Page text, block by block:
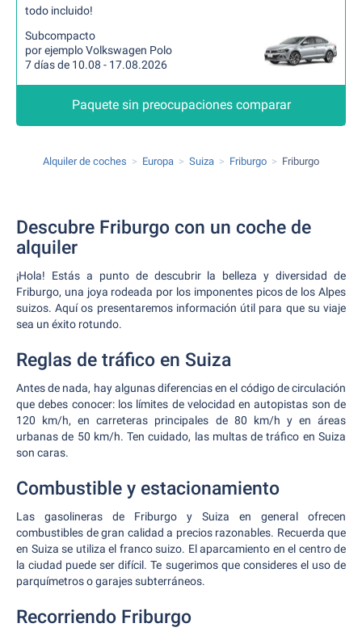
todo incluido!
Subcompacto
por ejemplo Volkswagen Polo
7 días de 10.08 - 17.08.2026
Paquete sin preocupaciones comparar
Alquiler de coches Europa Suiza Friburgo Friburgo
Descubre Friburgo con un coche de
alquiler
¡Hola! Estás a punto de descubrir la belleza y diversidad de
Friburgo, una joya rodeada por los imponentes picos de los Alpes
suizos. Aquí os presentaremos información útil para que su viaje
sea un éxito rotundo.
Reglas de tráfico en Suiza
Antes de nada, hay algunas diferencias en el código de circulación
que debes conocer: los límites de velocidad en autopistas son de
120 km/h, en carreteras principales de 80 km/h y en áreas
urbanas de 50 km/h. Ten cuidado, las multas de tráfico en Suiza
son caras.
Combustible y estacionamiento
Las gasolineras de Friburgo y Suiza en general ofrecen
combustibles de gran calidad a precios razonables. Recuerda que
en Suiza se utiliza el franco suizo. El aparcamiento en el centro de
la ciudad puede ser difícil. Te sugerimos que consideres el uso de
parquímetros o garajes subterráneos.
Recorriendo Friburgo